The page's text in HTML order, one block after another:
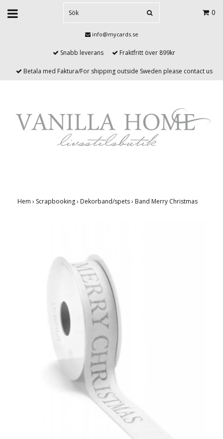
0
info@mycards.se
Snabb leverans Fraktfritt över 899kr
Betala med Faktura/For shipping outside Sweden please contact us
Hem › Scrapbooking› Dekorband/spets› Band Merry Christmas